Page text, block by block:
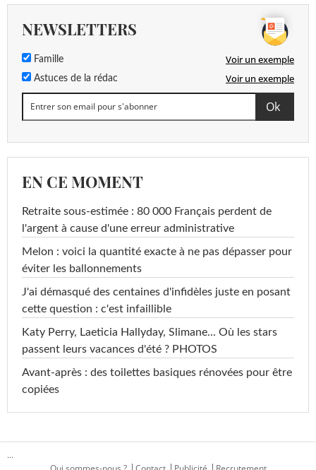
NEWSLETTERS
Famille Voir un exemple
Astuces de la rédac Voir un exemple
EN CE MOMENT
Retraite sous-estimée : 80 000 Français perdent de
l'argent à cause d'une erreur administrative
Melon : voici la quantité exacte à ne pas dépasser pour
éviter les ballonnements
J'ai démasqué des centaines d'infidèles juste en posant
cette question : c'est infaillible
Katy Perry, Laeticia Hallyday, Slimane... Où les stars
passent leurs vacances d'été ? PHOTOS
Avant-après : des toilettes basiques rénovées pour être
copiées
...